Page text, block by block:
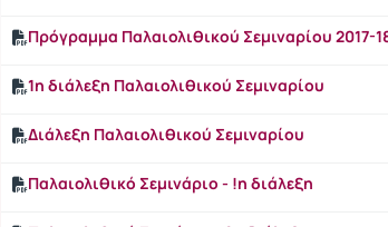
Πρόγραμμα Παλαιολιθικού Σεμιναρίου 2017-
1η διάλεξη Παλαιολιθικού Σεμιναρίου
Διάλεξη Παλαιολιθικού Σεμιναρίου
Παλαιολιθικό Σεμινάριο - !η διάλεξη